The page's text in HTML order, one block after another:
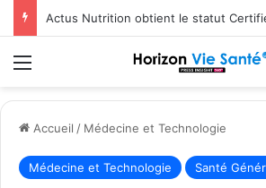
Actus Nutrition obtient le statut
Menu
Accueil / Médecine et Technologie
Médecine et Technologie Santé